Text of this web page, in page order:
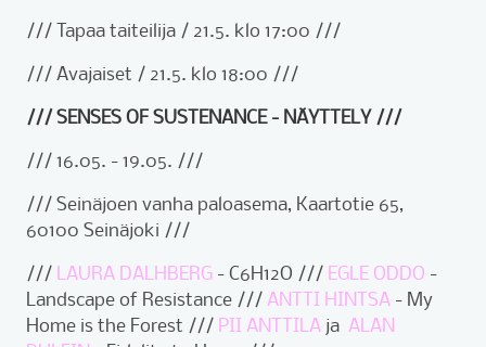
/// Tapaa taiteilija / 21.5. klo 17:00 ///
/// Avajaiset / 21.5. klo 18:00 ///
/// SENSES OF SUSTENANCE - NÄYTTELY ///
/// 16.05. - 19.05. ///
/// Seinäjoen vanha paloasema, Kaartotie 65,
60100 Seinäjoki ///
/// LAURA DALHBERG - C6H12O /// EGLE ODDO -
Landscape of Resistance ///ANTTI HINTSA - My
Home is the Forest /// PII ANTTILA ja ALAN